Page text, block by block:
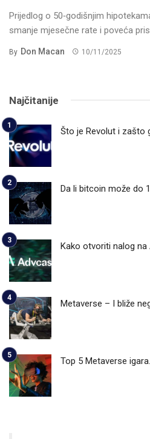
Prijedlog o 50‑godišnjim
smanje mjesečne rate i poveća
By Don Macan 10/11/2025
Najčitanije
Što je Revolut i zašto
Da li bitcoin može do
Kako otvoriti nalog na
Metaverse – I bliže
Top 5 Metaverse igara.